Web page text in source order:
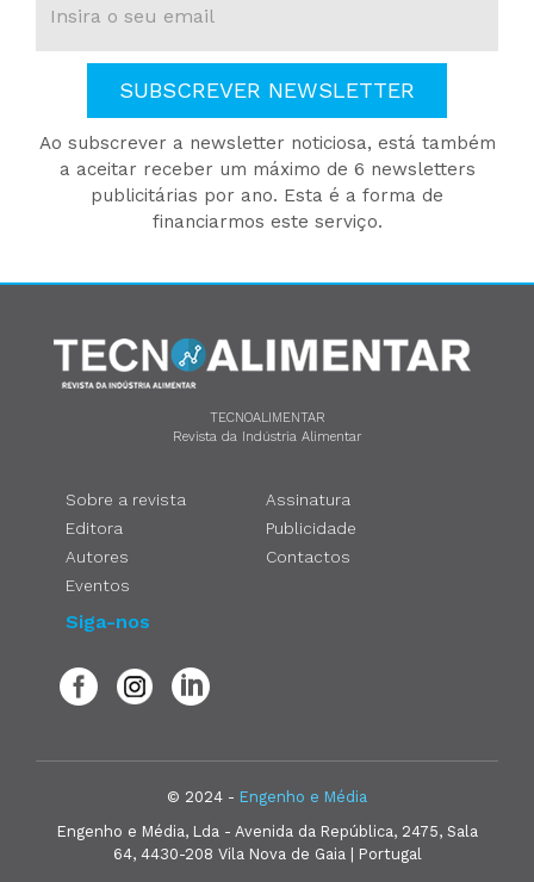
SUBSCREVER NEWSLETTER
Ao subscrever a newsletter noticiosa, está também
a aceitar receber um máximo de 6 newsletters
publicitárias por ano. Esta é a forma de
financiarmos este serviço.
TECNOALIMENTAR
Revista da Indústria Alimentar
Sobre a revista
Editora
Autores
Eventos
Assinatura
Publicidade
Contactos
Siga-nos
© 2024 - Engenho e Média
Engenho e Média, Lda - Avenida da República, 2475, Sala
64, 4430-208 Vila Nova de Gaia | Portugal